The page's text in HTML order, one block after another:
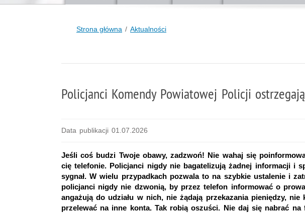
Strona główna Aktualności
Policjanci Komendy Powiatowej Policji
Data publikacji 01.07.2026
Jeśli coś budzi Twoje obawy, zadzwoń! Nie wahaj się
cię telefonie. Policjanci nigdy nie bagatelizują żadnej informacji i
sygnał. W wielu przypadkach pozwala to na szybkie ustalenie i
policjanci nigdy nie dzwonią, by przez telefon informować o
angażują do udziału w nich, nie żądają przekazania pieniędzy, nie
przelewać na inne konta. Tak robią oszuści. Nie daj się nabrać na